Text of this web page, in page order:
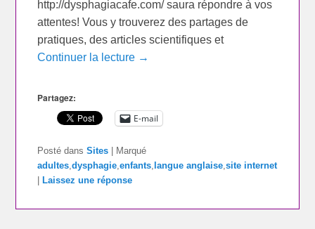
http://dysphagiacafe.com/ saura répondre à vos
attentes! Vous y trouverez des partages de
pratiques, des articles scientifiques et
Continuer la lecture →
Partagez:
E-mail
Posté dans Sites | Marqué
adultes ,dysphagie ,enfants langue anglaise ,site internet
|Laissez une réponse